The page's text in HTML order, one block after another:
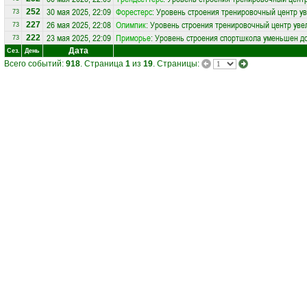
73 252 30 мая 2025, 22:09 Форестерс: Уровень строения тренировочный центр
73 227 26 мая 2025, 22:08 Олимпик: Уровень строения тренировочный центр
73 222 23 мая 2025, 22:09 Приморье: Уровень строения спортшкола уменьшен
Сез. День
Дата
Всего событий: 918. Страница 1 из 19. Страницы: